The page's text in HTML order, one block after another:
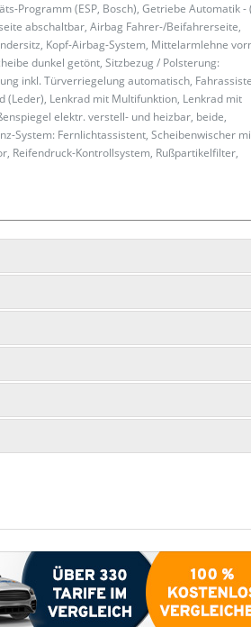
Programm (ESP, Bosch), Getriebe Automatik -
abschaltbar, Airbag Fahrer-/Beifahrerseite,
Kopf-Airbag-System, Mittelarmlehne
dunkel getönt, Sitzbezug / Polsterung:
inkl. Türverriegelung automatisch,
(Leder), Lenkrad mit Multifunktion, Lenkrad mit
elektr. verstell- und heizbar, beide,
System: Fernlichtassistent, Scheibenwischer
Reifendruck-Kontrollsystem, Rußpartikelfilter,